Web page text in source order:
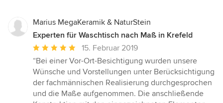
Marius MegaKeramik & NaturStein
Experten für Waschtisch nach Maß in Krefeld
Durchschnittliche
Bewertung:
5
von
5
15. Februar 2019
“Bei einer Vor-Ort-Besichtigung wurden unsere
Wünsche und Vorstellungen unter Berücksichtigung
der fachmännischen Realisierung durchgesprochen
und die Maße aufgenommen. Die anschließende